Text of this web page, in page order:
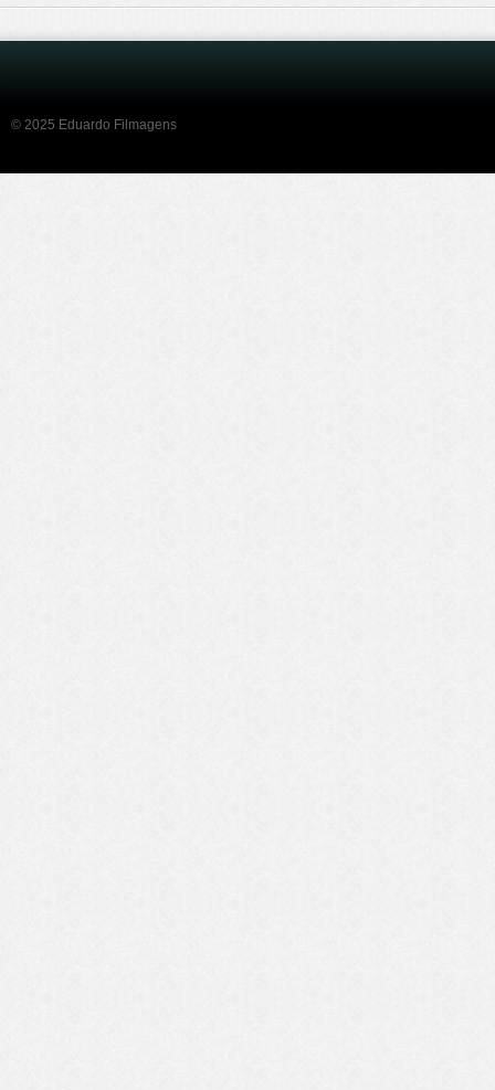
© 2025 Eduardo Filmagens